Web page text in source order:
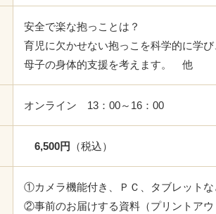
安全で楽な抱っことは？
育児に欠かせない抱っこを科学的に学び
母子の身体的支援を考えます。 他
オンライン 13：00～16：00
6,500円 （税込）
①カメラ機能付き、ＰＣ、タブレットな
②事前のお届けする資料（プリントアウ